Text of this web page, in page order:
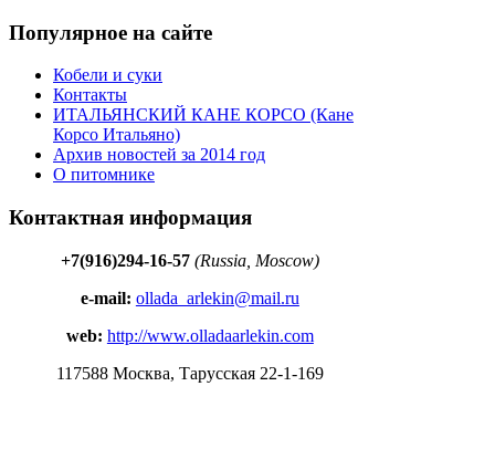
Популярное на сайте
Кобели и суки
Контакты
ИТАЛЬЯНСКИЙ КАНЕ КОРСО (Кане
Корсо Итальяно)
Архив новостей за 2014 год
О питомнике
Контактная информация
+7(916)294-16-57 (Russia, Moscow)
e-mail: ollada_arlekin@mail.ru
web: http://www.olladaarlekin.com
117588 Москва, Тарусская 22-1-169